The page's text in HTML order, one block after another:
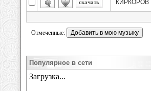
скачать КИРКОРОВ
Отмеченные:
Популярное в сети